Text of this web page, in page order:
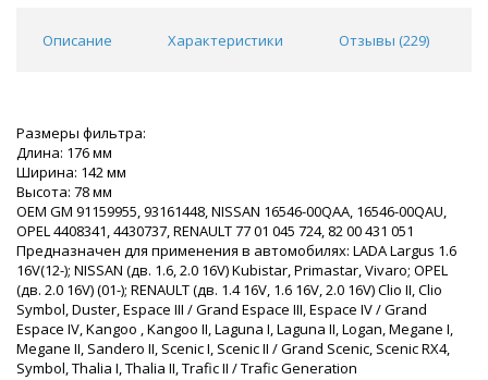
Описание Характеристики Отзывы (229)
Размеры фильтра:
Длина: 176 мм
Ширина: 142 мм
Высота: 78 мм
OEM GM 91159955, 93161448, NISSAN 16546-00QAA, 16546-00QAU,
OPEL 4408341, 4430737, RENAULT 77 01 045 724, 82 00 431 051
Предназначен для применения в автомобилях: LADA Largus 1.6
16V(12-); NISSAN (дв. 1.6, 2.0 16V) Kubistar, Primastar, Vivaro; OPEL
(дв. 2.0 16V) (01-); RENAULT (дв. 1.4 16V, 1.6 16V, 2.0 16V) Clio II, Clio
Symbol, Duster, Espace III / Grand Espace III, Espace IV / Grand
Espace IV, Kangoo , Kangoo II, Laguna I, Laguna II, Logan, Megane I,
Megane II, Sandero II, Scenic I, Scenic II / Grand Scenic, Scenic RX4,
Symbol, Thalia I, Thalia II, Trafic II / Trafic Generation